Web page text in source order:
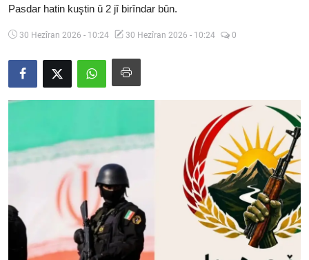
Rojev
Nerin
Vidyo
Arşiv
Têkilî
Pasdar hatin kuştin û 2 jî birîndar bûn.
30 Hezîran 2026 - 10:24 30 Hezîran 2026 - 10:24 0